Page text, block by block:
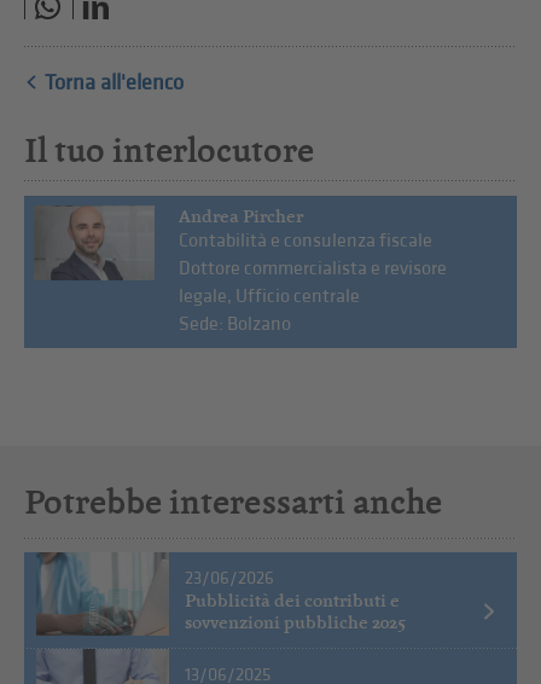
Torna all'elenco
Il tuo interlocutore
Andrea Pircher
Contabilità e consulenza fiscale
Dottore commercialista e revisore
legale, Ufficio centrale
Sede: Bolzano
Potrebbe interessarti anche
23/06/2026
Pubblicità dei contributi e
sovvenzioni pubbliche 2025
13/06/2025